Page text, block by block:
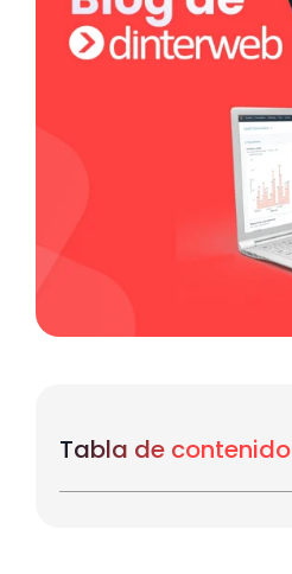
Tabla de contenido